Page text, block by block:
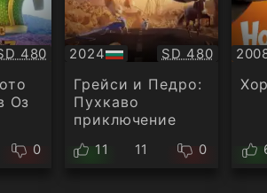
480
Оз
0
2024
БГ
аудио
Качество:
SD 480
Грейси и Педро:
Пухкаво
приключение
11 11 0
БГ